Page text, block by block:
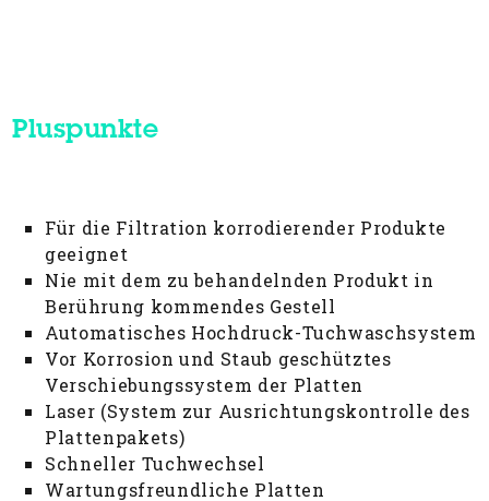
Pluspunkte
Für die Filtration korrodierender Produkte
geeignet
Nie mit dem zu behandelnden Produkt in
Berührung kommendes Gestell
Automatisches Hochdruck-Tuchwaschsystem
Vor Korrosion und Staub geschütztes
Verschiebungssystem der Platten
Laser (System zur Ausrichtungskontrolle des
Plattenpakets)
Schneller Tuchwechsel
Wartungsfreundliche Platten